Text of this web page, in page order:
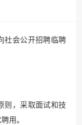
社会公开招聘临聘
，采取面试和技
用。